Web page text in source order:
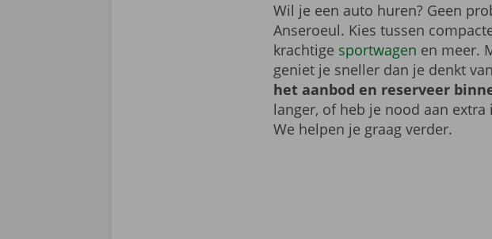
Wil je een auto huren? Geen
Anseroeul. Kies tussen
krachtige sportwagen en meer.
geniet je sneller dan je denkt
het aanbod en reserveer
langer, of heb je nood aan
We helpen je graag verder.